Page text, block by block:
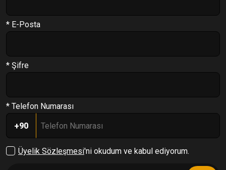
Paketler
* E-Posta
* Şifre
* Telefon Numarası
+90
Üyelik Sözleşmesi'ni okudum ve kabul ediyorum.